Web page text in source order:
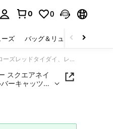
0 0
ーズ バッグ＆リュック
10個入り ハンドメイド フルカバー スクエアネイル アクリルキット、パープルネイル、シルバーキャッツアイ、ローズレッドタイダイ、レトロドリーミーガールY2Kスタイル、パーティー&セレモニー&日常&ウェディング&パーティー&その他の祝祭日に最適、ゼリーグルーとネイルファイル付き
スクエアネイ
ーキャッツア
ーガールY2K
ェディング&パ
ーとネイル